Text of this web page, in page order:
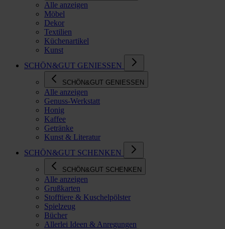
Alle anzeigen
Möbel
Dekor
Textilien
Küchenartikel
Kunst
SCHÖN&GUT GENIESSEN
SCHÖN&GUT GENIESSEN
Alle anzeigen
Genuss-Werkstatt
Honig
Kaffee
Getränke
Kunst & Literatur
SCHÖN&GUT SCHENKEN
SCHÖN&GUT SCHENKEN
Alle anzeigen
Grußkarten
Stofftiere & Kuschelpölster
Spielzeug
Bücher
Allerlei Ideen & Anregungen